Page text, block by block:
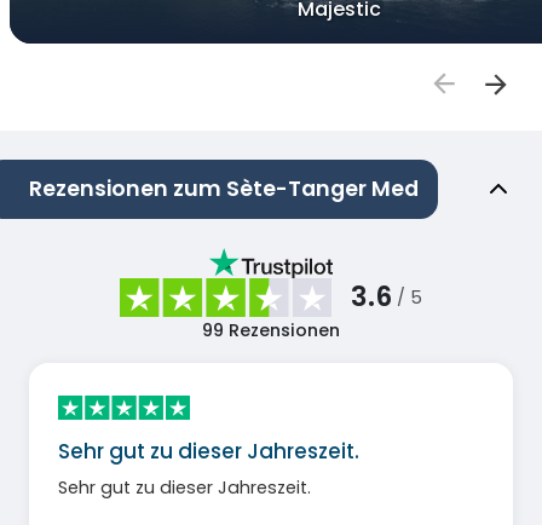
Majestic
Rezensionen zum Sète-Tanger Med
3.6 / 5
99 Rezensionen
Sehr gut zu dieser Jahreszeit.
Sehr gut zu dieser Jahreszeit.